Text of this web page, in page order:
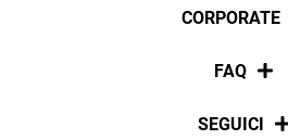
CORPORATE
Chi siamo
FAQ
Pagamenti
SEGUICI